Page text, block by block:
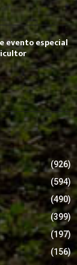
evento especial
(926)
(594)
(490)
(399)
(197)
(156)